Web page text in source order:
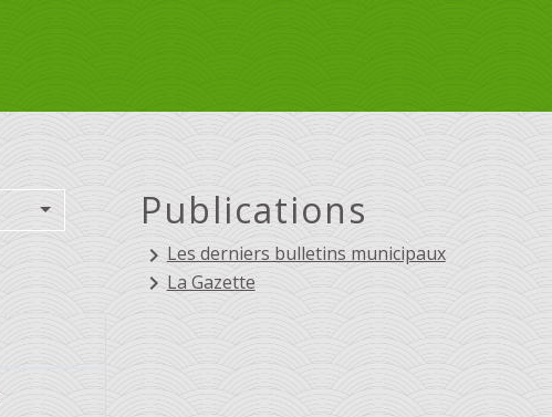
Publications
keyboard_arrow_rightLes derniers bulletins municipaux
keyboard_arrow_rightLa Gazette